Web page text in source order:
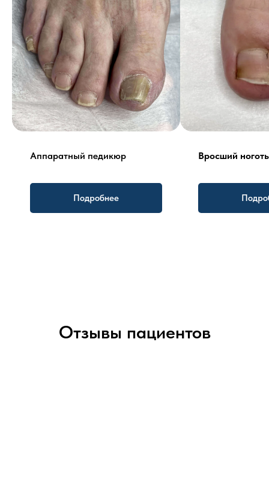
Аппаратный педикюр
Подробнее
Вросший ноготь
Отзывы пациентов